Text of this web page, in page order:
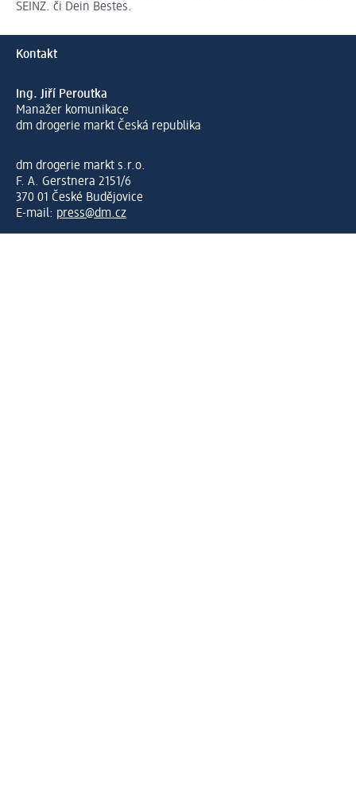
SEINZ. či Dein Bestes.
Kontakt
Ing. Jiří Peroutka
Manažer komunikace
dm drogerie markt Česká republika
dm drogerie markt s.r.o.
F. A. Gerstnera 2151/6
370 01 České Budějovice
E-mail: press@dm.cz